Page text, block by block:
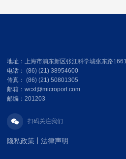
地址：上海市浦东新区张江科学城张东路
电话： (86) (21) 38954600
传真： (86) (21) 50801305
邮箱：wcxt@microport.com
邮编：201203
扫码关注我们
隐私政策 法律声明